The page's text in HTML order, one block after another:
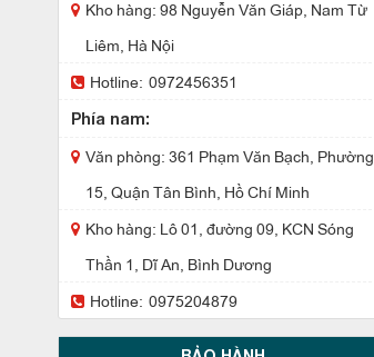
Kho hàng: 98 Nguyễn Văn Giáp, Nam Từ
Liêm, Hà Nội
Hotline: 0972456351
Phía nam:
Văn phòng: 361 Phạm Văn Bạch, Phường
15, Quận Tân Bình, Hồ Chí Minh
Kho hàng: Lô 01, đường 09, KCN Sóng
Thần 1, Dĩ An, Bình Dương
Hotline: 0975204879